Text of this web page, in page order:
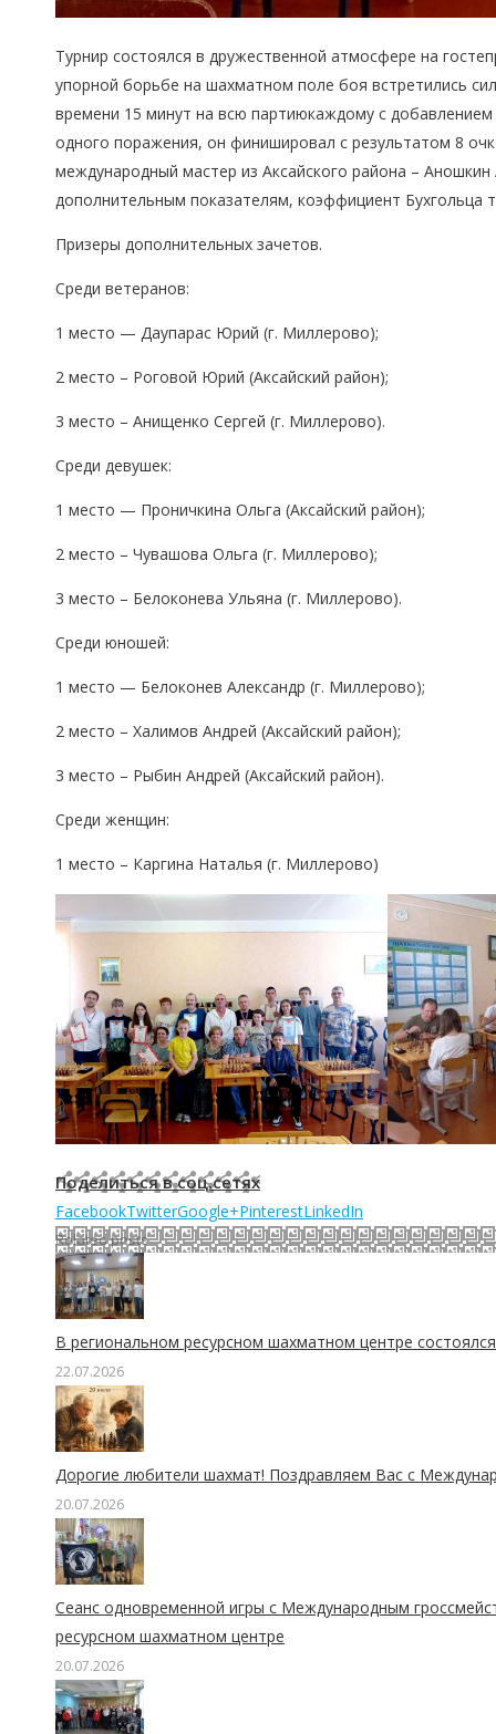
Турнир состоялся в дружественной атмосфере на
упорной борьбе на шахматном поле боя встретились
времени 15 минут на всю партиюкаждому с добавлением
одного поражения, он финишировал с результатом 8
международный мастер из Аксайского района – Аношкин
дополнительным показателям, коэффициент Бухгольца
Призеры дополнительных зачетов.
Среди ветеранов:
1 место — Даупарас Юрий (г. Миллерово);
2 место – Роговой Юрий (Аксайский район);
3 место – Анищенко Сергей (г. Миллерово).
Среди девушек:
1 место — Проничкина Ольга (Аксайский район);
2 место – Чувашова Ольга (г. Миллерово);
3 место – Белоконева Ульяна (г. Миллерово).
Среди юношей:
1 место — Белоконев Александр (г. Миллерово);
2 место – Халимов Андрей (Аксайский район);
3 место – Рыбин Андрей (Аксайский район).
Среди женщин:
1 место – Каргина Наталья (г. Миллерово)
Поделиться в соц.сетях
FacebookTwitterGoogle+PinterestLinkedIn
Related posts
В региональном ресурсном шахматном центре
22.07.2026
Дорогие любители шахмат! Поздравляем Вас с
20.07.2026
Сеанс одновременной игры с Международным
ресурсном шахматном центре
20.07.2026